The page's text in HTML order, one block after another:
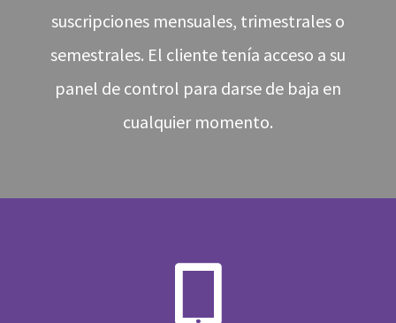
suscripciones mensuales, trimestrales o
semestrales. El cliente tenía acceso a su
panel de control para darse de baja en
cualquier momento.